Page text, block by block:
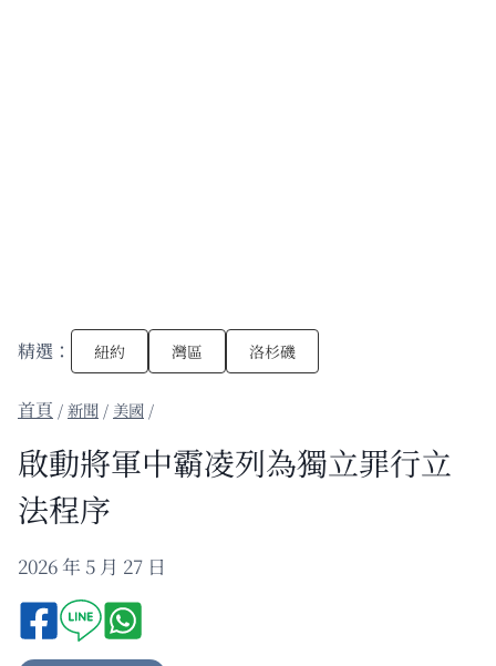
精選： 紐約 灣區 洛杉磯
/新聞 / 美國 /
啟動將軍中霸凌列為獨立罪行立
法程序
2026 年 5 月 27 日